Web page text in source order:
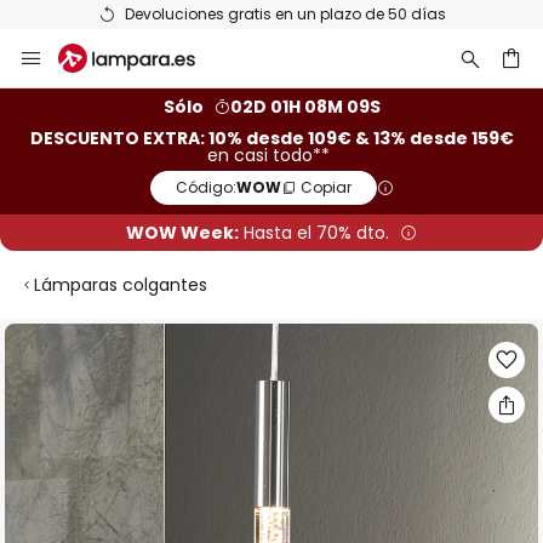
Devoluciones gratis en un plazo de 50 días
al
Sólo
02D 01H 08M 08S
DESCUENTO EXTRA: 10% desde 109€ & 13% desde 159€
en casi todo**
Código:WOW Copiar
WOW Week: Hasta el 70% dto.
Lámparas colgantes
Saltar
al
final
la
galería
de